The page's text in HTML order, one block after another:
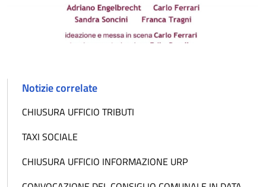
Notizie correlate
CHIUSURA UFFICIO TRIBUTI
TAXI SOCIALE
CHIUSURA UFFICIO INFORMAZIONE URP